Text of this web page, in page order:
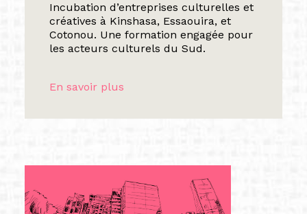
Incubation d’entreprises culturelles et
créatives à Kinshasa, Essaouira, et
Cotonou. Une formation engagée pour
les acteurs culturels du Sud.
En savoir plus